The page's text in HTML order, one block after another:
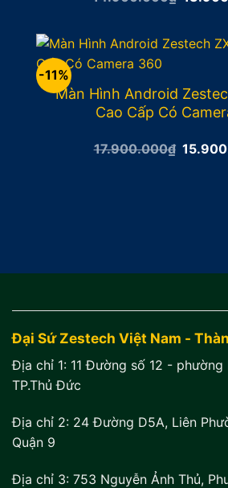
-11%
Màn Hình Android
Cao Cấp Có
17.900.000₫ Giá
Đại Sứ Zestech Việt Nam -
Địa chỉ 1: 11 Đường số 12 - phường
TP.Thủ Đức
Địa chỉ 2: 24 Đường D5A, Liên
Quận 9
Địa chỉ 3: 753 Nguyễn Ảnh Thủ,